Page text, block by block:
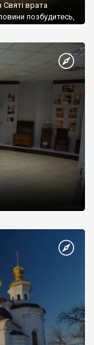
Святі врата
позбудитесь,